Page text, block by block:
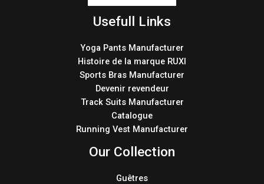
Usefull Links
Yoga Pants Manufacturer
Histoire de la marque RUXI
Sports Bras Manufacturer
Devenir revendeur
Track Suits Manufacturer
Catalogue
Running Vest Manufacturer
Our Collection
Guêtres